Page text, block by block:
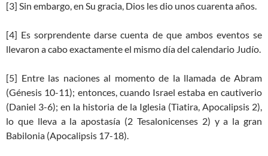
[3] Sin embargo, en Su gracia, Dios les dio unos cuarenta años.
[4] Es sorprendente darse cuenta de que ambos eventos se
llevaron a cabo exactamente el mismo día del calendario Judío.
[5] Entre las naciones al momento de la llamada de Abram
(Génesis 10-11); entonces, cuando Israel estaba en cautiverio
(Daniel 3-6); en la historia de la Iglesia (Tiatira, Apocalipsis 2),
lo que lleva a la apostasía (2 Tesalonicenses 2) y a la gran
Babilonia (Apocalipsis 17-18).